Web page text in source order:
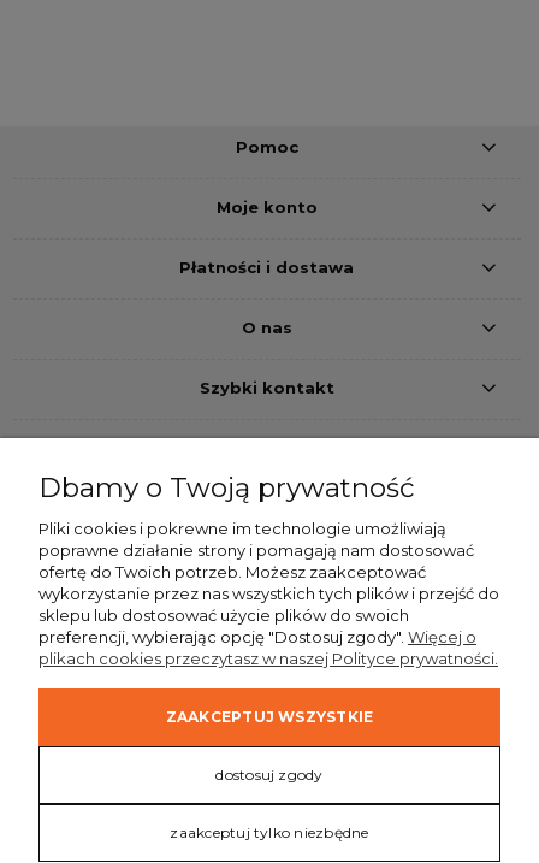
Pomoc
Moje konto
Płatności i dostawa
O nas
Szybki kontakt
Przelew bankowy Pobranie Szybkie przelewy24
Dostawa
Dbamy o Twoją prywatność
Pliki cookies i pokrewne im technologie umożliwiają
poprawne działanie strony i pomagają nam dostosować
ofertę do Twoich potrzeb. Możesz zaakceptować
wykorzystanie przez nas wszystkich tych plików i przejść do
sklepu lub dostosować użycie plików do swoich
preferencji, wybierając opcję "Dostosuj zgody". Więcej o
plikach cookies przeczytasz w naszej Polityce prywatności.
zaakceptuj tylko niezbędne
dostosuj zgody
ZAAKCEPTUJ WSZYSTKIE